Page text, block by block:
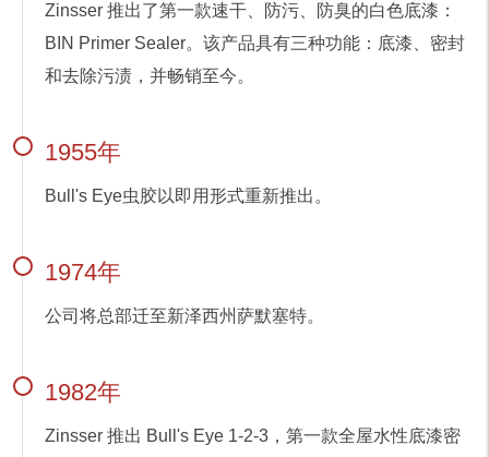
Zinsser 推出了第一款速干、防污、防臭的白色底漆：
BIN Primer Sealer。该产品具有三种功能：底漆、密封
和去除污渍，并畅销至今。
1955年
Bull's Eye虫胶以即用形式重新推出。
1974年
公司将总部迁至新泽西州萨默塞特。
1982年
Zinsser 推出 Bull's Eye 1-2-3，第一款全屋水性底漆密